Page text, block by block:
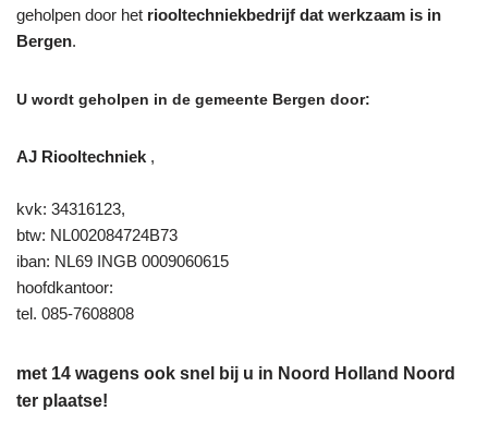
geholpen door het riooltechniekbedrijf dat werkzaam is in
Bergen.
U wordt geholpen in de gemeente Bergen door:
AJ Riooltechniek ,
kvk: 34316123,
btw: NL002084724B73
iban: NL69 INGB 0009060615
hoofdkantoor:
tel. 085-7608808
met 14 wagens ook snel bij u in Noord Holland Noord
ter plaatse!